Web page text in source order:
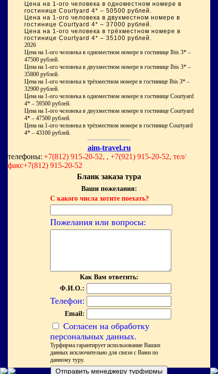
Цена на 1-ого человека в одноместном номере в
гостинице Courtyard 4* – 50500 рублей.
Цена на 1-ого человека в двухместном номере в
гостинице Courtyard 4* – 37000 рублей.
Цена на 1-ого человека в трёхместном номере в
гостинице Courtyard 4* – 35100 рублей.
2026
Цена на 1-ого человека в одноместном номере в гостинице Ibis 3* –
47500 рублей.
Цена на 1-ого человека в двухместном номере в гостинице Ibis 3* –
35800 рублей.
Цена на 1-ого человека в трёхместном номере в гостинице Ibis 3* –
32900 рублей.
Цена на 1-ого человека в одноместном номере в гостинице Courtyard
4* – 59500 рублей.
Цена на 1-ого человека в двухместном номере в гостинице Courtyard
4* – 47500 рублей.
Цена на 1-ого человека в трёхместном номере в гостинице Courtyard
4* – 43100 рублей.
aim-travel.ru
телефоны: +7(812) 915-20-52, , +7(921) 915-20-52, тел/
факс+7(812) 915-20-52
Бланк заказа тура
Ваши пожелания:
С какого числа хотите поехать?
Пожелания или вопросы:
Как Вам ответить:
Ф.И.О.:
Телефон:
Email:
Согласен на обработку
персональных данных.
Турфирма гарантирует использование Ваших
данных исключительно для связи с Вами по
данному туру.